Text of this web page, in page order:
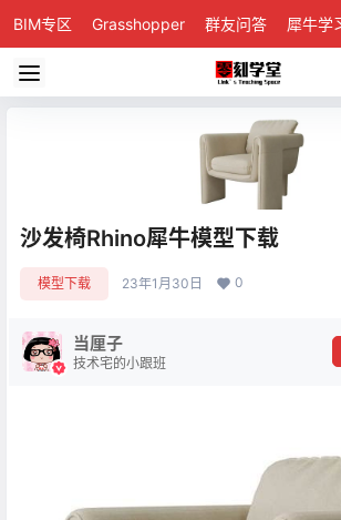
BIM专区 Grasshopper 群友问答 犀牛学
沙发椅Rhino犀牛模型下载
模型下载 23年1月30日 0
当厘子
技术宅的小跟班